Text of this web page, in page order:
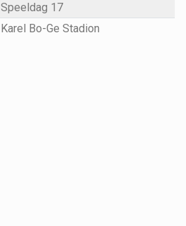
Speeldag 17
Karel Bo-Ge Stadion